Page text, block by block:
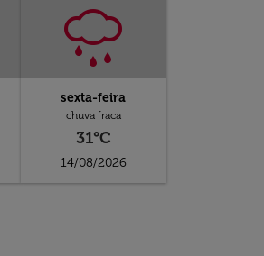
sexta-feira
chuva fraca
31°C
14/08/2026